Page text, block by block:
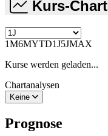
Kurs-Chart
1M6MYTD1J5JMAX
Kurse werden geladen...
Chartanalysen
Keine
Prognose